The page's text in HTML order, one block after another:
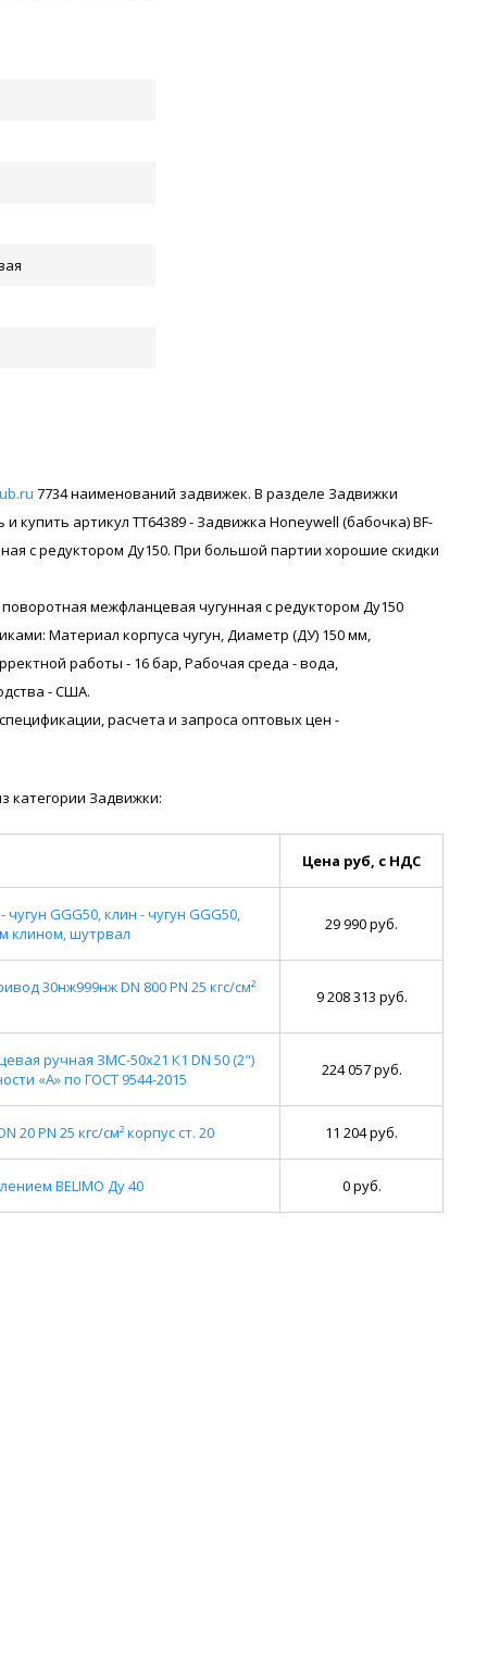
7734 наименований задвижек. В разделе Задвижки
артикул ТТ64389 - Задвижка Honeywell (бабочка) BF-
с редуктором Ду150. При большой партии хорошие скидки
межфланцевая чугунная с редуктором Ду150
Материал корпуса чугун, Диаметр (ДУ) 150 мм,
работы - 16 бар, Рабочая среда - вода,
- США.
спецификации, расчета и запроса оптовых цен -
категории Задвижки:
Цена руб, с НДС
GGG50, клин - чугун GGG50,
клином, шутрвал
29 990 руб.
30нж999нж DN 800 PN 25 кгс/см²
9 208 313 руб.
ручная ЗМС-50х21 К1 DN 50 (2")
«А» по ГОСТ 9544-2015
224 057 руб.
PN 25 кгс/см² корпус ст. 20 11 204 руб.
BELIMO Ду 40 0 руб.